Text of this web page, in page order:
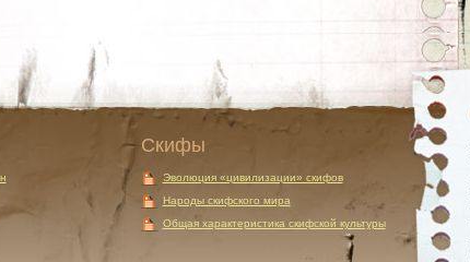
Скифы
Эволюция «цивилизации» скифов
Народы скифского мира
Общая характеристика скифской культуры